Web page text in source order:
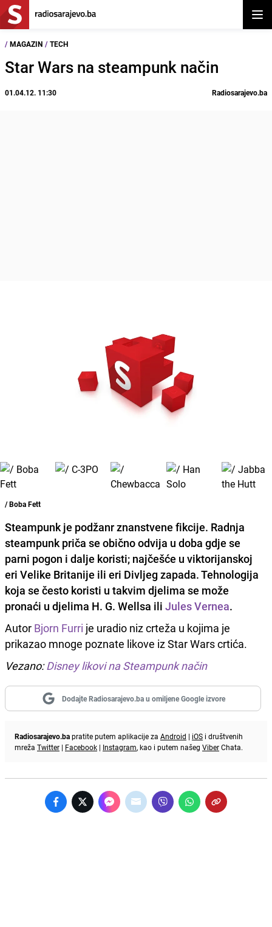
/ MAGAZIN / TECH
Star Wars na steampunk način
01.04.12. 11:30 Radiosarajevo.ba
/ Boba Fett
Steampunk je podžanr znanstvene fikcije. Radnja
steampunk priča se obično odvija u doba gdje se
parni pogon i dalje koristi; najčešće u viktorijanskoj
eri Velike Britanije ili eri Divljeg zapada. Tehnologija
koja se često koristi u takvim djelima se može
pronaći u djelima H. G. Wellsa ili Jules Vernea.
Autor Bjorn Furri je uradio niz crteža u kojima je
prikazao mnoge poznate likove iz Star Wars crtića.
Vezano:Disney likovi na Steampunk način
Dodajte Radiosarajevo.ba u omiljene Google izvore
Radiosarajevo.bapratite putem aplikacije za Android | iOS i društvenih
mreža Twitter | Facebook | Instagram, kao i putem našeg ViberChata.